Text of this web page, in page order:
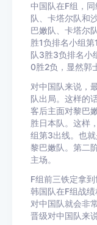
中国队在F组，
队、卡塔尔队和
巴嫩队、卡塔尔
胜1负排名小组
队3胜3负排名小
0胜2负，显然郭
对中国队来说，
队出局。这样的
客后主面对黎巴
胜日本队。这样
组第3出线。也
黎巴嫩队。第二
主场。
F组前三铁定拿
韩国队在F组战
对中国队就会非
晋级对中国队来